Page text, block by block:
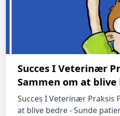
Succes I Veterinær
Sammen om at blive
Succes I Veterinær Praksis
at blive bedre - Sunde